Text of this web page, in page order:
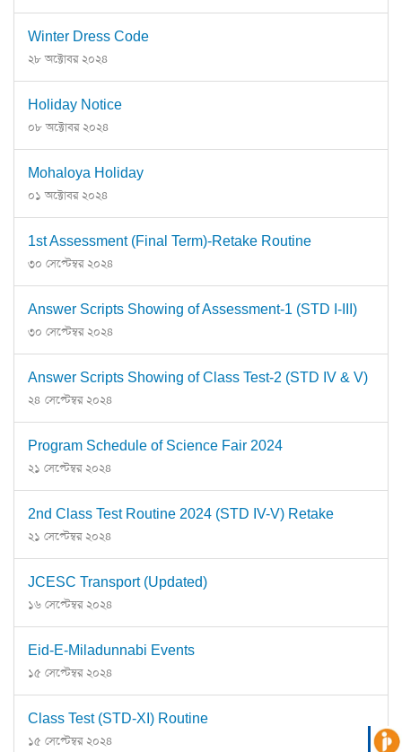
Winter Dress Code
২৮ অক্টোবর ২০২৪
Holiday Notice
০৮ অক্টোবর ২০২৪
Mohaloya Holiday
০১ অক্টোবর ২০২৪
1st Assessment (Final Term)-Retake Routine
৩০ সেপ্টেম্বর ২০২৪
Answer Scripts Showing of Assessment-1 (STD I-III)
৩০ সেপ্টেম্বর ২০২৪
Answer Scripts Showing of Class Test-2 (STD IV & V)
২৪ সেপ্টেম্বর ২০২৪
Program Schedule of Science Fair 2024
২১ সেপ্টেম্বর ২০২৪
2nd Class Test Routine 2024 (STD IV-V) Retake
২১ সেপ্টেম্বর ২০২৪
JCESC Transport (Updated)
১৬ সেপ্টেম্বর ২০২৪
Eid-E-Miladunnabi Events
১৫ সেপ্টেম্বর ২০২৪
Class Test (STD-XI) Routine
১৫ সেপ্টেম্বর ২০২৪